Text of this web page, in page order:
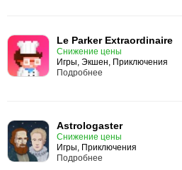
Le Parker Extraordinaire
Снижение цены
Игры, Экшен, Приключения
Подробнее
Astrologaster
Снижение цены
Игры, Приключения
Подробнее